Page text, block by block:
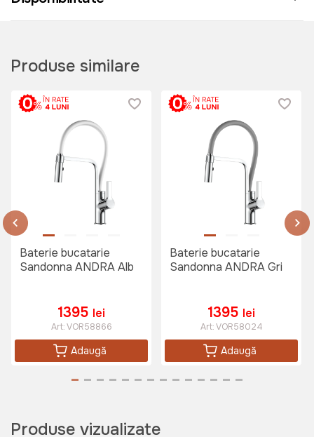
Produse similare
Baterie bucatarie
Sandonna ANDRA Alb
1395 lei
Art:VOR58866
Adaugă
Baterie bucatarie
Sandonna ANDRA Gri
1395 lei
Art:VOR58024
Adaugă
Produse vizualizate